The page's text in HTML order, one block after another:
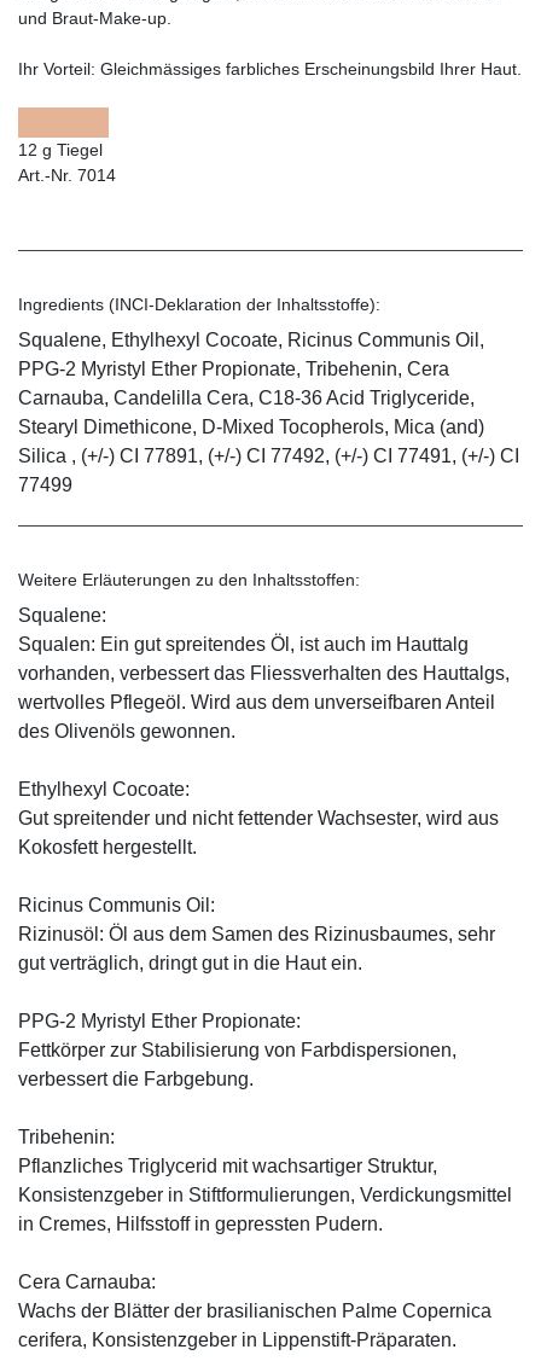
und Braut-Make-up.
Ihr Vorteil: Gleichmässiges farbliches Erscheinungsbild Ihrer Haut.
12 g Tiegel
Art.-Nr. 7014
Ingredients (INCI-Deklaration der Inhaltsstoffe):
Squalene, Ethylhexyl Cocoate, Ricinus Communis Oil,
PPG-2 Myristyl Ether Propionate, Tribehenin, Cera
Carnauba, Candelilla Cera, C18-36 Acid Triglyceride,
Stearyl Dimethicone, D-Mixed Tocopherols, Mica (and)
Silica , (+/-) CI 77891, (+/-) CI 77492, (+/-) CI 77491, (+/-) CI
77499
Weitere Erläuterungen zu den Inhaltsstoffen:
Squalene:
Squalen: Ein gut spreitendes Öl, ist auch im Hauttalg
vorhanden, verbessert das Fliessverhalten des Hauttalgs,
wertvolles Pflegeöl. Wird aus dem unverseifbaren Anteil
des Olivenöls gewonnen.
Ethylhexyl Cocoate:
Gut spreitender und nicht fettender Wachsester, wird aus
Kokosfett hergestellt.
Ricinus Communis Oil:
Rizinusöl: Öl aus dem Samen des Rizinusbaumes, sehr
gut verträglich, dringt gut in die Haut ein.
PPG-2 Myristyl Ether Propionate:
Fettkörper zur Stabilisierung von Farbdispersionen,
verbessert die Farbgebung.
Tribehenin:
Pflanzliches Triglycerid mit wachsartiger Struktur,
Konsistenzgeber in Stiftformulierungen, Verdickungsmittel
in Cremes, Hilfsstoff in gepressten Pudern.
Cera Carnauba:
Wachs der Blätter der brasilianischen Palme Copernica
cerifera, Konsistenzgeber in Lippenstift-Präparaten.